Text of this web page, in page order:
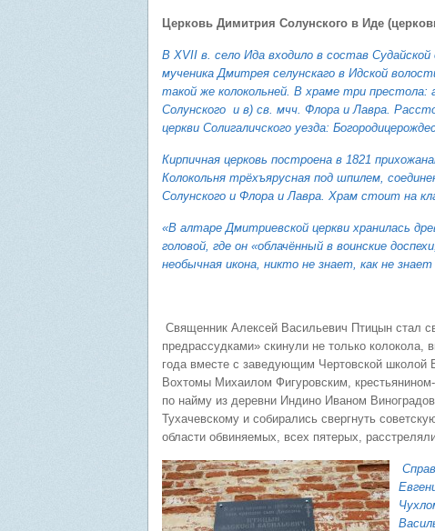
Церковь Димитрия Солунского в Иде
В XVII в. село Ида входило в состав
мученика Дмитрея селунскаго в Идской
такой же колокольней. В храме три
Солунского и в) св. мчч. Флора и Лавра.
церкви Солигаличского уезда:
Кирпичная церковь построена в 1821
Колокольня трёхъярусная под шпилем,
Солунского и Флора и Лавра. Храм стоит на
«В алтаре Дмитриевской церкви хранилась
головой, где он «облачённый в воинские
необычная икона, никто не знает, как не
Священник Алексей Васильевич Птицын стал
предрассудками» скинули не только колокола,
года вместе с заведующим Чертовской
Вохтомы Михаилом Фигуровским,
по найму из деревни Индино Иваном
Тухачевскому и собирались свергнуть
области обвиняемых, всех пятерых,